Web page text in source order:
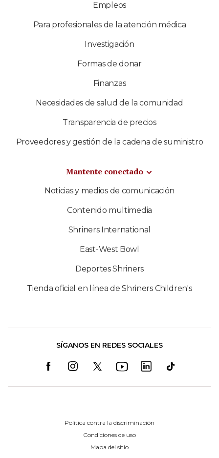
Empleos
Para profesionales de la atención médica
Investigación
Formas de donar
Finanzas
Necesidades de salud de la comunidad
Transparencia de precios
Proveedores y gestión de la cadena de suministro
Mantente conectado
Noticias y medios de comunicación
Contenido multimedia
Shriners International
East-West Bowl
Deportes Shriners
Tienda oficial en línea de Shriners Children's
SÍGANOS EN REDES SOCIALES
Política contra la discriminación
Condiciones de uso
Mapa del sitio